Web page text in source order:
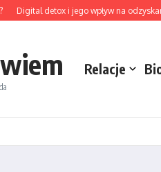
Digital detox i jego wpływ na
Relacje